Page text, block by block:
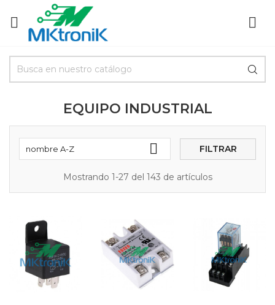
 
EQUIPO INDUSTRIAL
nombre A-Z  FILTRAR
Mostrando 1-27 del 143 de artículos